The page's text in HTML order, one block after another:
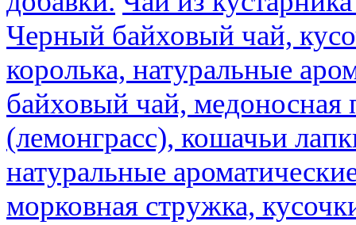
Черный байховый чай,
королька, натуральные
байховый чай, медоносная
(лемонграсс), кошачьи
натуральные
морковная стружка,